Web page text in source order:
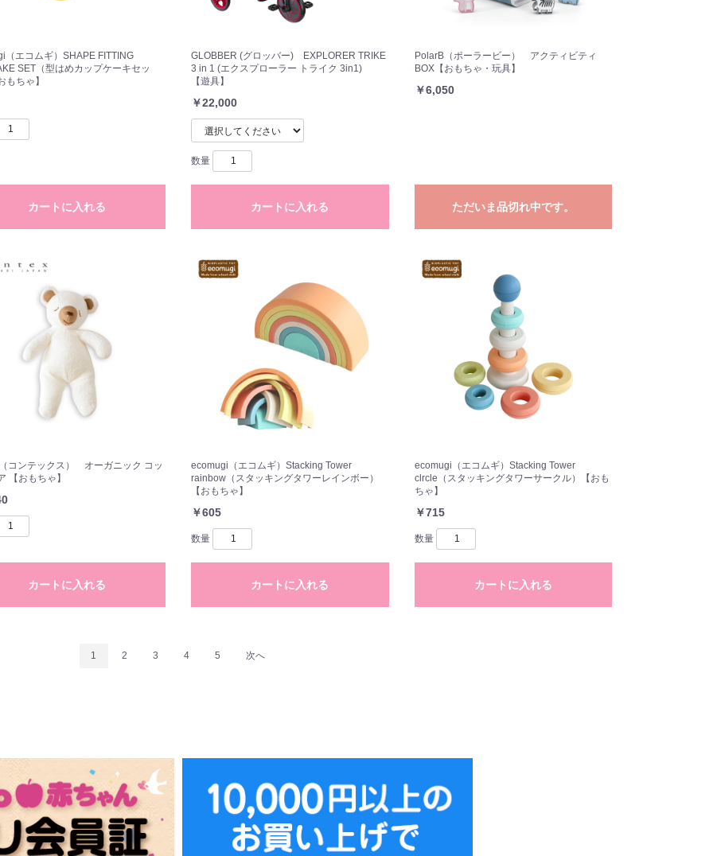
（エコムギ）SHAPE FITTING
SET（型はめカップケーキセッ
もちゃ】
カートに入れる
GLOBBER (グロッバー) EXPLORER TRIKE
3 in 1 (エクスプローラー トライク 3in1)
【遊具】
￥22,000
数量
カートに入れる
PolarB（ポーラービー） アクティビティ
BOX【おもちゃ・玩具】
￥6,050
ただいま品切れ中です。
コンテックス） オーガニック コッ
【おもちゃ】
カートに入れる
ecomugi（エコムギ）Stacking Tower
rainbow（スタッキングタワーレインボー）
【おもちゃ】
￥605
数量
カートに入れる
ecomugi（エコムギ）Stacking Tower
clrcle（スタッキングタワーサークル）【おも
ちゃ】
￥715
数量
カートに入れる
1 2 3 4 5 次へ